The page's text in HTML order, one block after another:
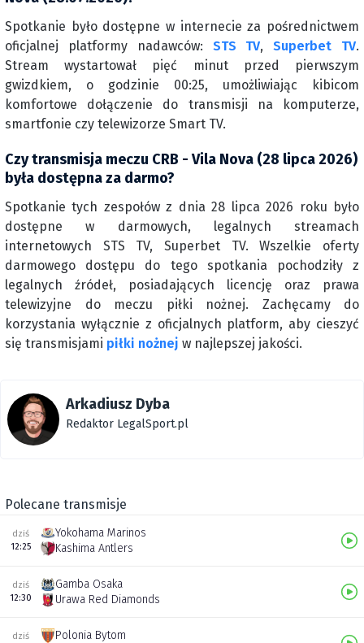
Spotkanie było dostępne w internecie za pośrednictwem
oficjalnej platformy nadawców: STS TV,Superbet TV.
Stream wystartował pięć minut przed pierwszym
gwizdkiem, o godzinie 00:25, umożliwiając kibicom
komfortowe dołączenie do transmisji na komputerze,
smartfonie czy telewizorze Smart TV.
Czy transmisja meczu CRB - Vila Nova (28 lipca 2026)
była dostępna za darmo?
Spotkanie tych zespołów z dnia 28 lipca 2026 roku było
dostępne w darmowych, legalnych streamach
internetowych STS TV, Superbet TV. Wszelkie oferty
darmowego dostępu do tego spotkania pochodziły z
legalnych źródeł, posiadających licencję oraz prawa
telewizyjne do meczu piłki nożnej. Zachęcamy do
korzystania wyłącznie z oficjalnych platform, aby cieszyć
się transmisjami piłki nożnej w najlepszej jakości.
Arkadiusz Dyba
Redaktor LegalSport.pl
Polecane transmisje
dziś
12:25
Yokohama Marinos
Kashima Antlers
dziś
12:30
Gamba Osaka
Urawa Red Diamonds
dziś
Polonia Bytom